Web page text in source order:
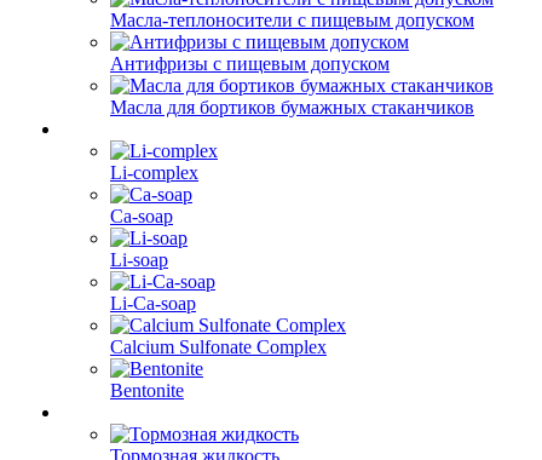
Масла-теплоносители с пищевым допуском
Антифризы с пищевым допуском
Масла для бортиков бумажных стаканчиков
Li-complex
Ca-soap
Li-soap
Li-Ca-soap
Calcium Sulfonate Complex
Bentonite
Тормозная жидкость